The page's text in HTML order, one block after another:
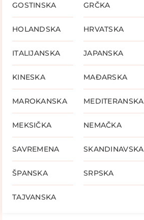
GOSTINSKA GRČKA
HOLANDSKA HRVATSKA
ITALIJANSKA JAPANSKA
KINESKA MAĐARSKA
MAROKANSKA MEDITERANSKA
MEKSIČKA NEMAČKA
SAVREMENA SKANDINAVSKA
ŠPANSKA SRPSKA
TAJVANSKA